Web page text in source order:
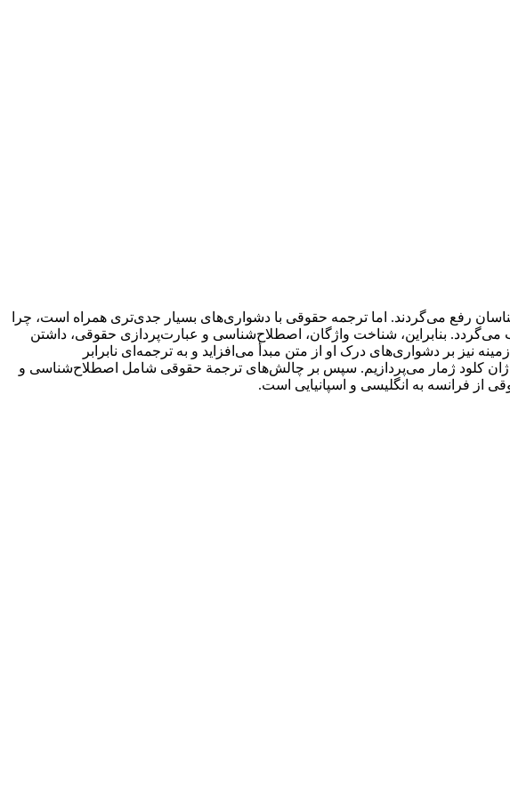
رفع می‌گردند. اما ترجمه حقوقی با دشواری‌های بسیار جدی‌تری همراه است، چرا
می‌گردد. بنابراین، شناخت واژگان، اصطلاح‌شناسی و عبارت‌پردازی حقوقی، داشتن
نیز بر دشواری‌های درک او از متن مبدأ می‌افزاید و به ترجمه‌ای نابرابر
ژان کلود ژمار می‌پردازیم. سپس بر چالش‌های ترجمة حقوقی شامل اصطلاح‌شناسی و
از فرانسه به انگلیسی و اسپانیایی است.